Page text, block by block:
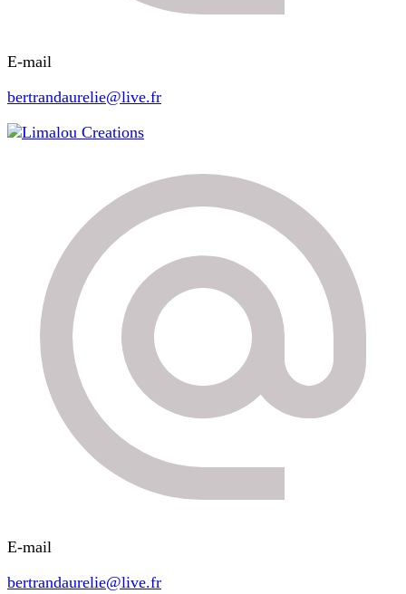
E-mail
bertrandaurelie@live.fr
Limalou Creations
E-mail
bertrandaurelie@live.fr